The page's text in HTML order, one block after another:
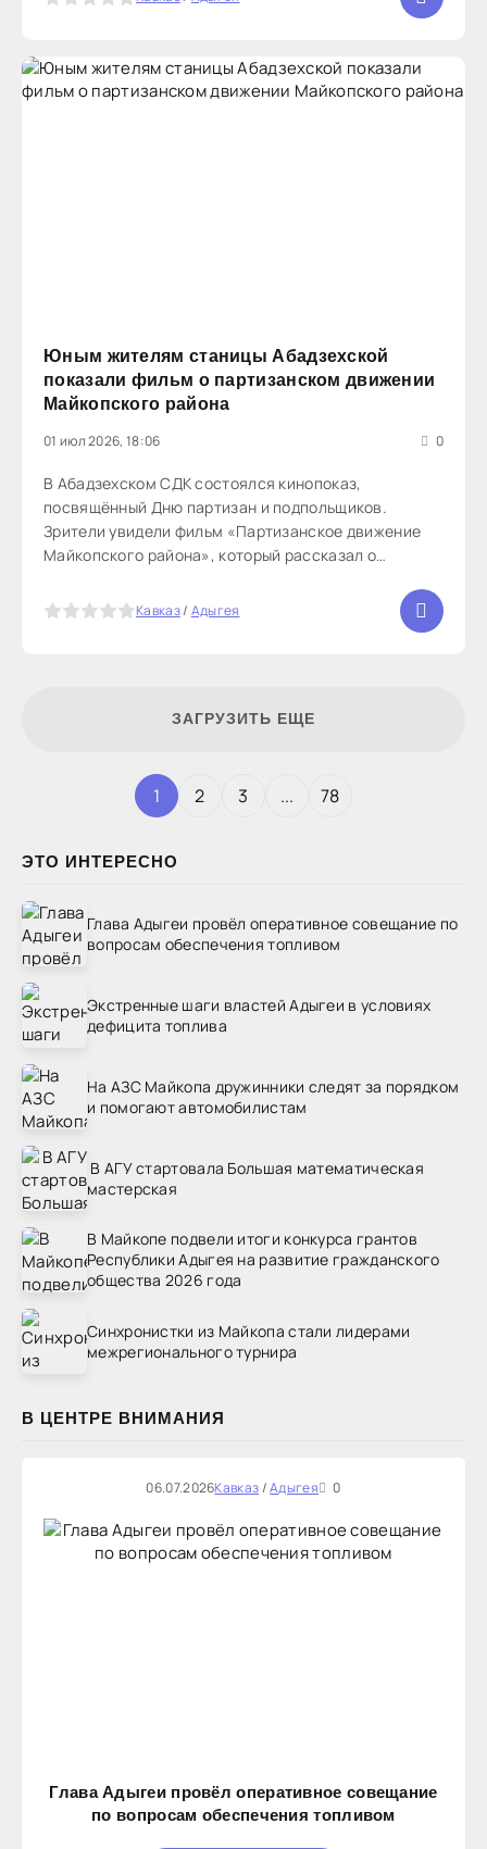
ЭТО ИНТЕРЕСНО
Глава Адыгеи провёл оперативное совещание по
вопросам обеспечения топливом
Экстренные шаги властей Адыгеи в условиях
дефицита топлива
На АЗС Майкопа дружинники следят за порядком
и помогают автомобилистам
В АГУ стартовала Большая математическая
мастерская
В Майкопе подвели итоги конкурса грантов
Республики Адыгея на развитие гражданского
общества 2026 года
Синхронистки из Майкопа стали лидерами
межрегионального турнира
В ЦЕНТРЕ ВНИМАНИЯ
06.07.2026Кавказ/Адыгея 0
Глава Адыгеи провёл оперативное совещание
по вопросам обеспечения топливом
Юным жителям станицы Абадзехской
показали фильм о партизанском движении
Майкопского района
01 июл 2026, 18:06
0
В Абадзехском СДК состоялся кинопоказ,
посвящённый Дню партизан и подпольщиков.
Зрители увидели фильм «Партизанское движение
Майкопского района», который рассказал о
Великой Отечественной войны. На территории
Кавказ/ Адыгея
ЗАГРУЗИТЬ ЕЩЕ
1 2 3 ... 78